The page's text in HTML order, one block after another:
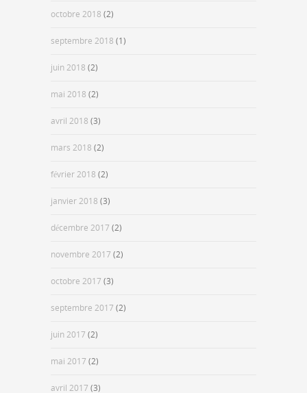
octobre 2018 (2)
septembre 2018 (1)
juin 2018 (2)
mai 2018 (2)
avril 2018 (3)
mars 2018 (2)
février 2018 (2)
janvier 2018 (3)
décembre 2017 (2)
novembre 2017 (2)
octobre 2017 (3)
septembre 2017 (2)
juin 2017 (2)
mai 2017 (2)
avril 2017 (3)